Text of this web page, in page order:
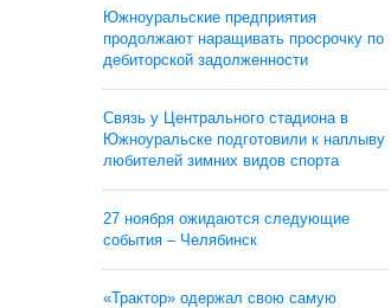
Южноуральские предприятия
продолжают наращивать просрочку по
дебиторской задолженности
Связь у Центрального стадиона в
Южноуральске подготовили к наплыву
любителей зимних видов спорта
27 ноября ожидаются следующие
события – Челябинск
«Трактор» одержал свою самую